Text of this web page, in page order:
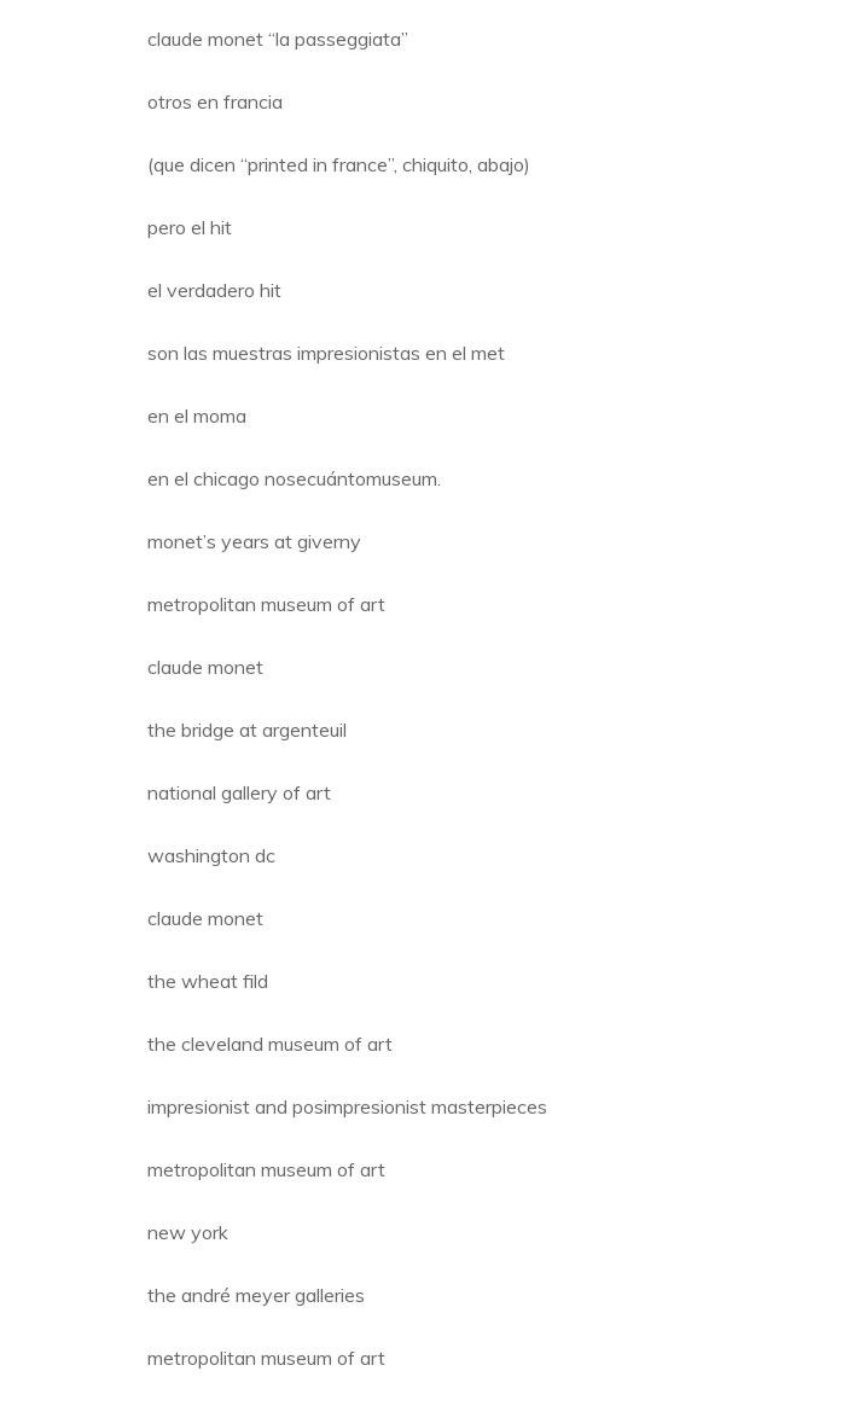
claude monet “la passeggiata”
otros en francia
(que dicen “printed in france”, chiquito, abajo)
pero el hit
el verdadero hit
son las muestras impresionistas en el met
en el moma
en el chicago nosecuántomuseum.
monet’s years at giverny
metropolitan museum of art
claude monet
the bridge at argenteuil
national gallery of art
washington dc
claude monet
the wheat fild
the cleveland museum of art
impresionist and posimpresionist masterpieces
metropolitan museum of art
new york
the andré meyer galleries
metropolitan museum of art